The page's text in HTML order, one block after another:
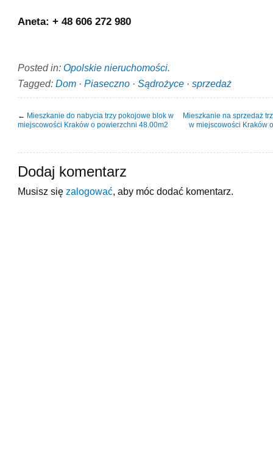
Aneta: + 48 606 272 980
Posted in: Opolskie nieruchomości.
Tagged: Dom · Piaseczno · Sądrożyce · sprzedaż
← Mieszkanie do nabycia trzy pokojowe blok w
miejscowości Kraków o powierzchni 48.00m2
Mieszkanie na sprzedaż
w miejscowości Kraków
Dodaj komentarz
Musisz się zalogować , aby móc dodać komentarz.